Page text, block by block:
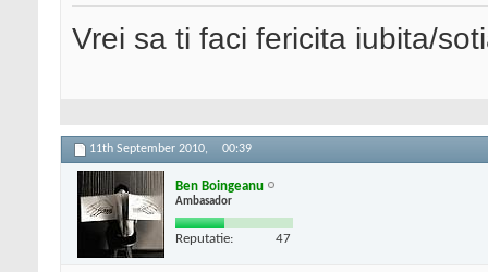
Vrei sa ti faci fericita iubita/
11th September 2010, 00:39
Ben Boingeanu
Ambasador
Reputatie: 47